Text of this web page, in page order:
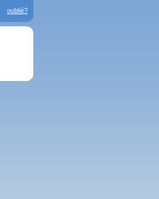
oublié?